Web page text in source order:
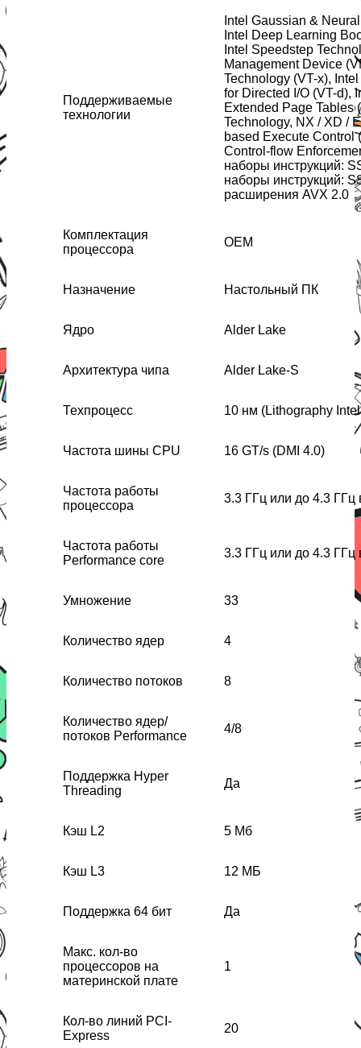
Поддерживаемые
технологии
Intel Gaussian &
Intel Deep Learning
Intel Speedstep
Management Device
Technology (VT-x),
for Directed I/O (VT-d),
Extended Page Tables
Technology, NX / XD /
based Execute Control
Control-flow
наборы инструкций:
наборы инструкций:
расширения AVX 2.0
Комплектация
процессора
OEM
Назначение Настольный ПК
Ядро Alder Lake
Архитектура чипа Alder Lake-S
Техпроцесс 10 нм (Lithography
Частота шины CPU 16 GT/s (DMI 4.0)
Частота работы
процессора
3.3 ГГц или до 4.3
Частота работы
Performance core
3.3 ГГц или до 4.3
Умножение 33
Количество ядер 4
Количество потоков 8
Количество ядер/
потоков Performance
4/8
Поддержка Hyper
Threading
Да
Кэш L2 5 Мб
Кэш L3 12 МБ
Поддержка 64 бит Да
Макс. кол-во
процессоров на
материнской плате
1
Кол-во линий PCI-
Express
20